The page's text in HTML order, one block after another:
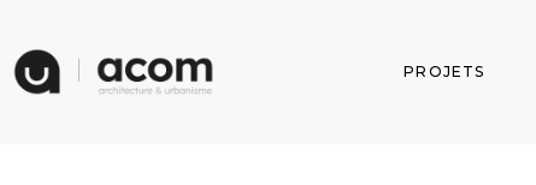
PROJETS